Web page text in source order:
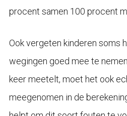
procent samen 100 procent
Ook vergeten kinderen soms
wegingen goed mee te
keer meetelt, moet het ook
meegenomen in de